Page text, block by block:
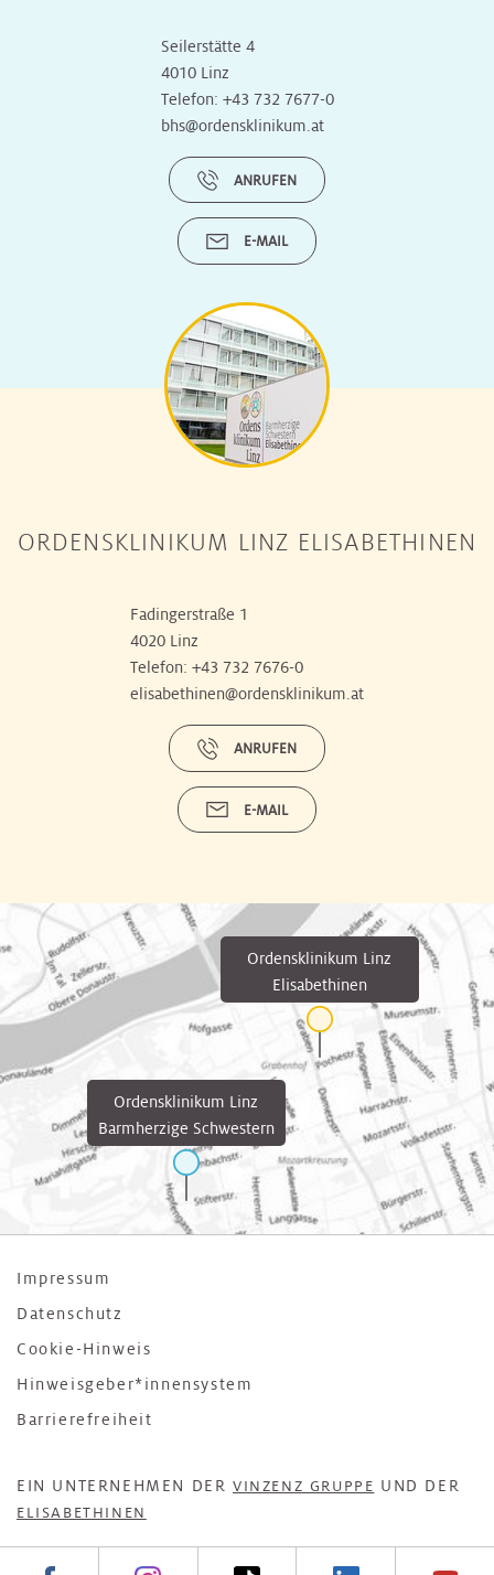
Seilerstätte 4
4010 Linz
Telefon: +43 732 7677-0
bhs@ordensklinikum.at
ANRUFEN
E-MAIL
ORDENSKLINIKUM LINZ ELISABETHINEN
Fadingerstraße 1
4020 Linz
Telefon: +43 732 7676-0
elisabethinen@ordensklinikum.at
ANRUFEN
E-MAIL
Ordensklinikum Linz
Barmherzige Schwestern
Ordensklinikum Linz
Elisabethinen
Impressum
Datenschutz
Cookie-Hinweis
Hinweisgeber*innensystem
Barrierefreiheit
EIN UNTERNEHMEN DER VINZENZ GRUPPE UND DER
ELISABETHINEN